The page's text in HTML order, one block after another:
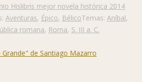
Hislibris mejor novela histórica 2014
Aventuras, Épico, BélicoTemas: Aníbal,
romana, Roma, S. III a. C.